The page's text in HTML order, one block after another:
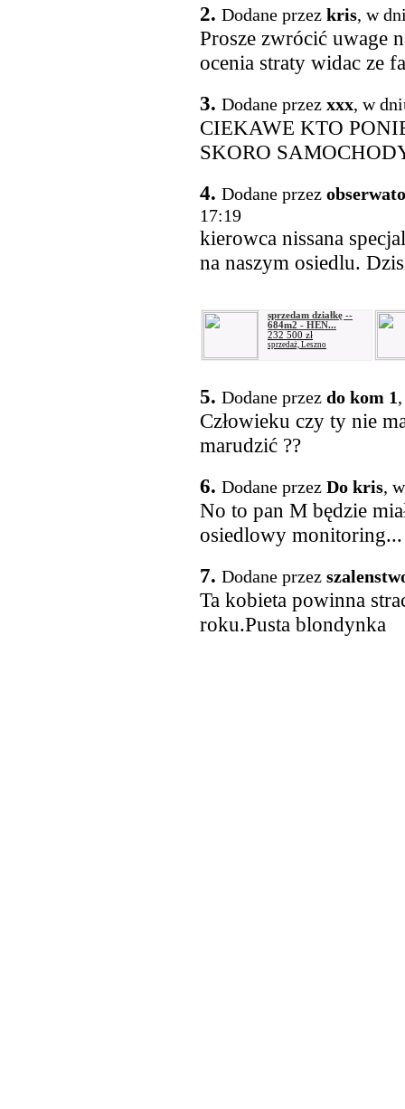
2. Dodane przez kris, w
Prosze zwrócić uwage
ocenia straty widac ze
3. Dodane przez xxx, w
CIEKAWE KTO
SKORO
4. Dodane przez
17:19
kierowca nissana
na naszym osiedlu.
sprzedam działkę --
684m2 - HEN...
232 500 zł
sprzedaż, Leszno
5. Dodane przez do kom 1
Człowieku czy ty nie
marudzić ??
6. Dodane przez Do kris,
No to pan M będzie
osiedlowy monitoring...
7. Dodane przez
Ta kobieta powinna
roku.Pusta blondynka